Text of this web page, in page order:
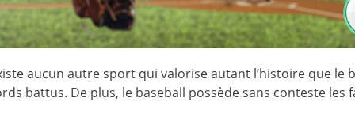
aucun autre sport qui valorise autant l’histoire que le
battus. De plus, le baseball possède sans conteste les